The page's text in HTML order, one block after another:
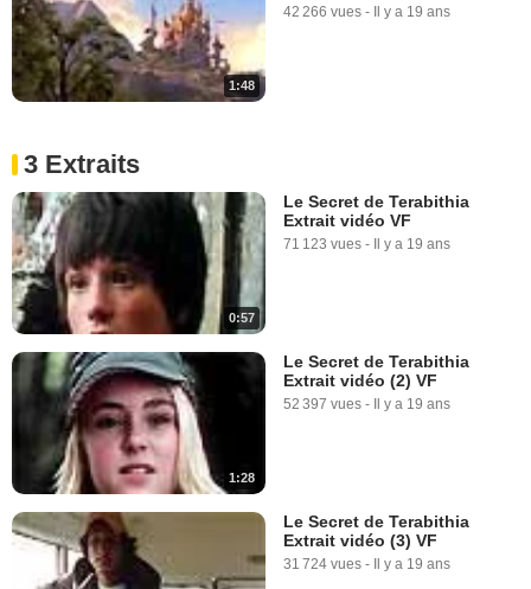
1:48
42 266 vues - Il y a 19 ans
3 Extraits
0:57
Le Secret de Terabithia
Extrait vidéo VF
71 123 vues - Il y a 19 ans
1:28
Le Secret de Terabithia
Extrait vidéo (2) VF
52 397 vues - Il y a 19 ans
Le Secret de Terabithia
Extrait vidéo (3) VF
31 724 vues - Il y a 19 ans